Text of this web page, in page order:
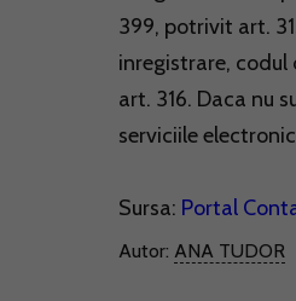
399, potrivit art.
inregistrare,
art. 316. Daca nu
serviciile
Sursa: Portal
Autor: ANA TUDOR